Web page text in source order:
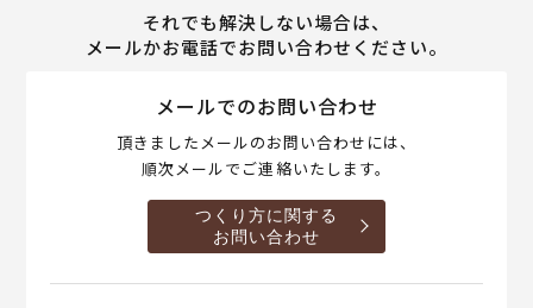
それでも解決しない場合は、
メールかお電話でお問い合わせください。
メールでのお問い合わせ
頂きましたメールのお問い合わせには、
順次メールでご連絡いたします。
つくり方に関する
お問い合わせ